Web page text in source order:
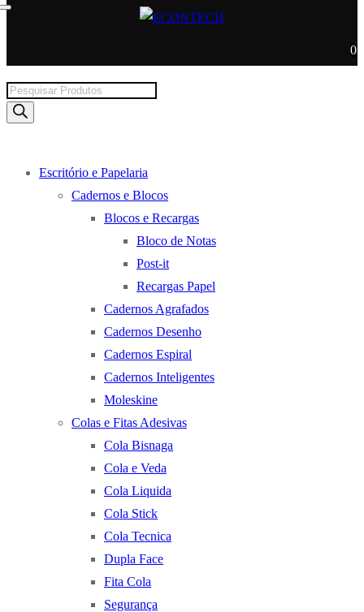
0
Products
search
Escritório e Papelaria
Cadernos e Blocos
Blocos e Recargas
Bloco de Notas
Post-it
Recargas Papel
Cadernos Agrafados
Cadernos Desenho
Cadernos Espiral
Cadernos Inteligentes
Moleskine
Colas e Fitas Adesivas
Cola Bisnaga
Cola e Veda
Cola Liquida
Cola Stick
Cola Tecnica
Dupla Face
Fita Cola
Segurança